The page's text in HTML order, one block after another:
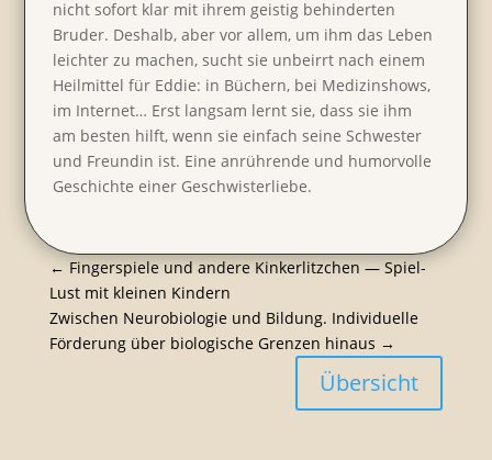
nicht sofort klar mit ihrem geistig behin­derten
Bruder. Deshalb, aber vor allem, um ihm das Leben
leichter zu machen, sucht sie unbeirrt nach einem
Heilmittel für Eddie: in Büchern, bei Medizin­shows,
im Internet… Erst langsam lernt sie, dass sie ihm
am besten hilft, wenn sie einfach seine Schwester
und Freundin ist. Eine anrüh­rende und humor­volle
Geschichte einer Geschwis­ter­liebe.
← Finger­spiele und andere Kinker­litz­chen — Spiel-
Lust mit kleinen Kindern
Zwischen Neuro­bio­logie und Bildung. Indivi­du­elle
Förde­rung über biolo­gi­sche Grenzen hinaus →
Übersicht